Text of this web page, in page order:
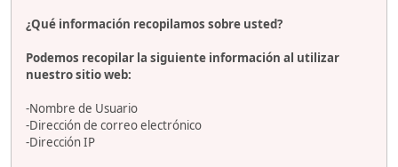
¿Qué información recopilamos sobre usted?
Podemos recopilar la siguiente información al utilizar
nuestro sitio web:
-Nombre de Usuario
-Dirección de correo electrónico
-Dirección IP